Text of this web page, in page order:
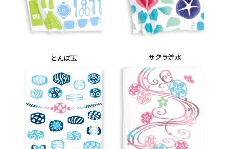
とんぼ玉 サクラ流水